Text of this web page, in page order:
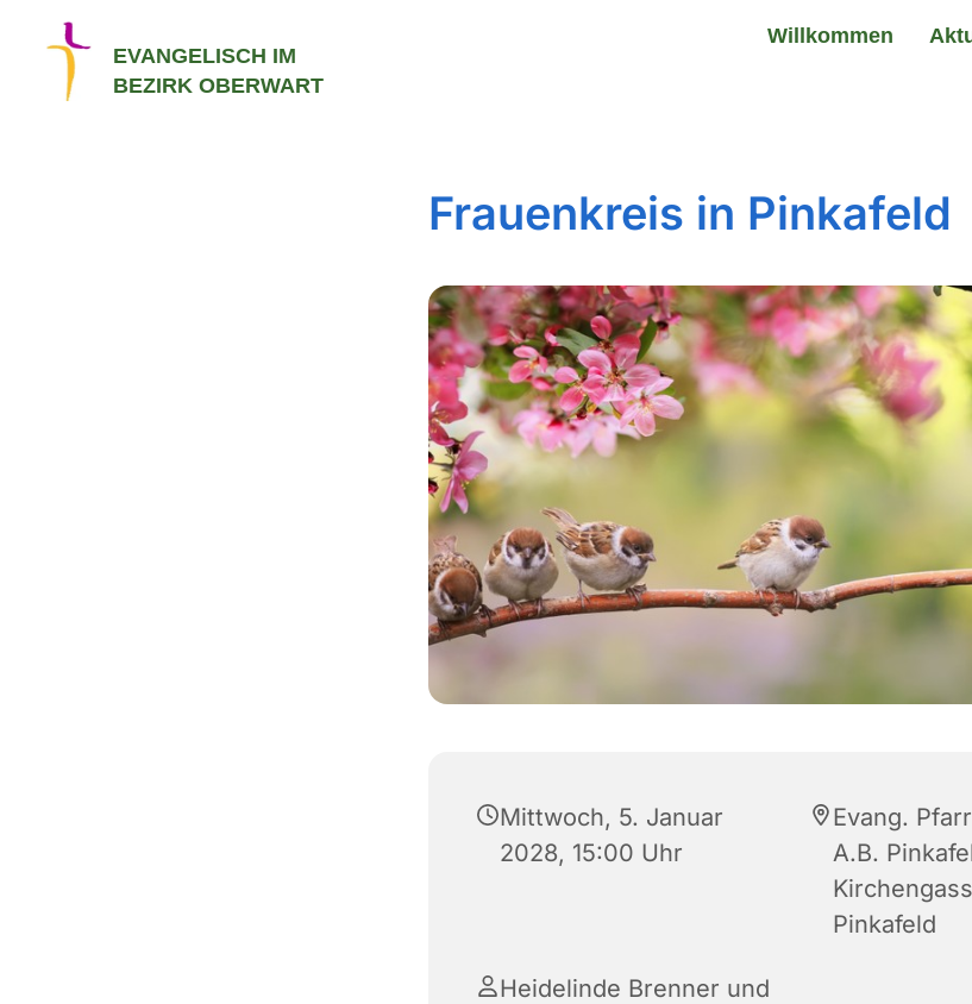
EVANGELISCH IM
BEZIRK OBERWART
Willkommen
Frauenkreis in Pinkafeld
Mittwoch, 5. Januar
2028, 15:00 Uhr
Evang.
A.B.
Pinkafeld
Heidelinde Brenner und